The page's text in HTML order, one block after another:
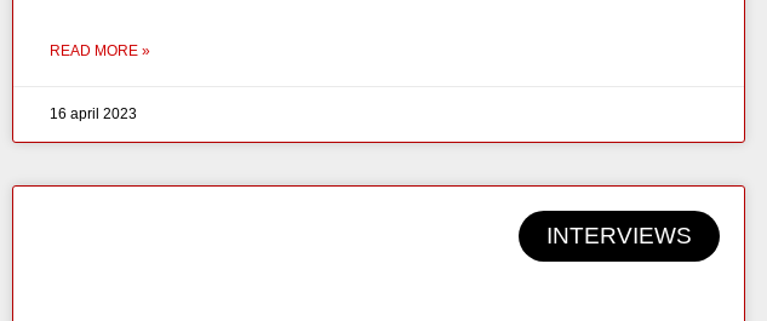
READ MORE »
16 april 2023
INTERVIEWS